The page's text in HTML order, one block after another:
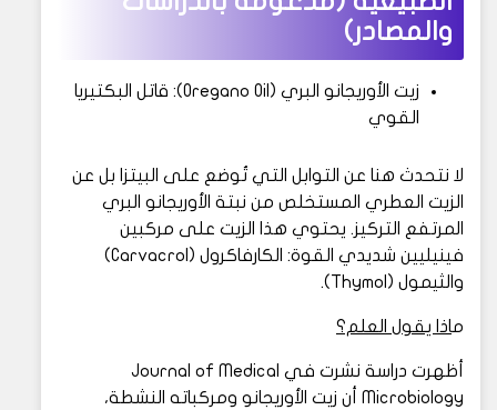
والمصادر)
زيت الأوريجانو البري (Oregano Oil): قاتل البكتيريا
القوي
لا نتحدث هنا عن التوابل التي تُوضع على البيتزا بل عن
الزيت العطري المستخلص من نبتة الأوريجانو البري
المرتفع التركيز. يحتوي هذا الزيت على مركبين
فينيليين شديدي القوة: الكارفاكرول (Carvacrol)
والثيمول (Thymol).
ماذا يقول العلم؟
أظهرت دراسة نشرت في Journal of Medical
Microbiology أن زيت الأوريجانو ومركباته النشطة،